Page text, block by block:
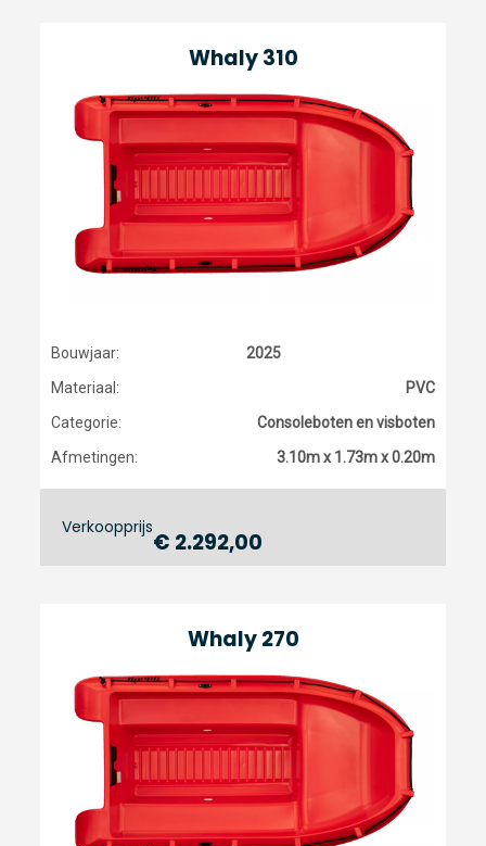
Whaly 310
Bouwjaar:
2025
Materiaal:
PVC
Categorie:
Consoleboten en visboten
Afmetingen:
3.10m x 1.73m x 0.20m
Verkoopprijs
€ 2.292,00
Whaly 270